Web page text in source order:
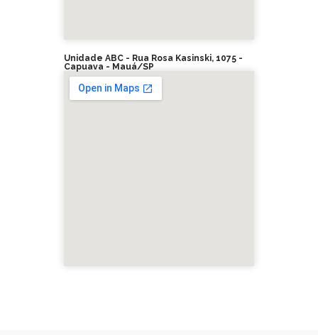
Unidade ABC - Rua Rosa Kasinski, 1075 -
Capuava - Mauá/SP